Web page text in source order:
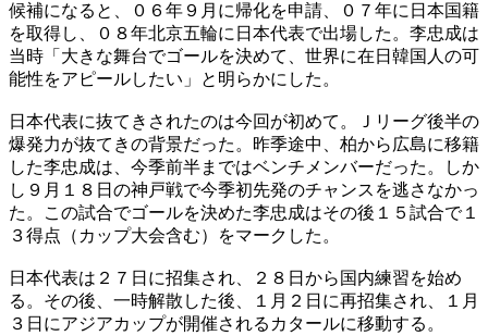
候補になると、０６年９月に帰化を申請、０７年に日本国籍
を取得し、０８年北京五輪に日本代表で出場した。李忠成は
当時「大きな舞台でゴールを決めて、世界に在日韓国人の可
能性をアピールしたい」と明らかにした。
日本代表に抜てきされたのは今回が初めて。Ｊリーグ後半の
爆発力が抜てきの背景だった。昨季途中、柏から広島に移籍
した李忠成は、今季前半まではベンチメンバーだった。しか
し９月１８日の神戸戦で今季初先発のチャンスを逃さなかっ
た。この試合でゴールを決めた李忠成はその後１５試合で１
３得点（カップ大会含む）をマークした。
日本代表は２７日に招集され、２８日から国内練習を始め
る。その後、一時解散した後、１月２日に再招集され、１月
３日にアジアカップが開催されるカタールに移動する。